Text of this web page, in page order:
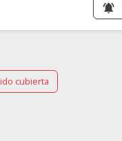
notifications_active
cubierta